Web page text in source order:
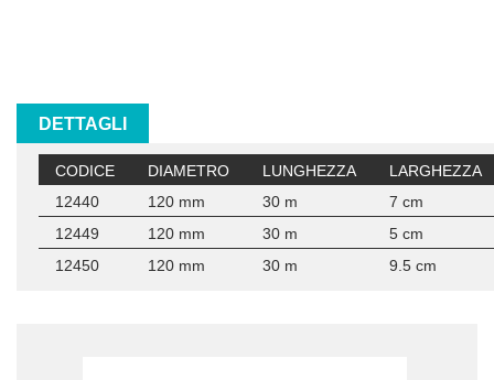
DETTAGLI
CODICE DIAMETRO LUNGHEZZA
LARGHEZZA
12440
120 mm 30 m
7 cm
12449
120 mm 30 m
5 cm
12450
120 mm 30 m 9.5 cm